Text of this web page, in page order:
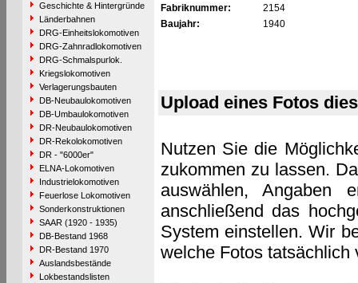
Geschichte & Hintergründe
Länderbahnen
DRG-Einheitslokomotiven
DRG-Zahnradlokomotiven
DRG-Schmalspurlok.
Kriegslokomotiven
Verlagerungsbauten
DB-Neubaulokomotiven
DB-Umbaulokomotiven
DR-Neubaulokomotiven
DR-Rekolokomotiven
DR - "6000er"
ELNA-Lokomotiven
Industrielokomotiven
Feuerlose Lokomotiven
Sonderkonstruktionen
SAAR (1920 - 1935)
DB-Bestand 1968
DR-Bestand 1970
Auslandsbestände
Lokbestandslisten
Fabriknummer:
2154
Baujahr:
1940
Upload eines Fotos
Nutzen Sie die
zukommen zu lassen.
auswählen, Angaben
anschließend das
System einstellen. Wir
welche Fotos tatsächlich